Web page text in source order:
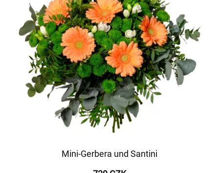
Mini-Gerbera und Santini